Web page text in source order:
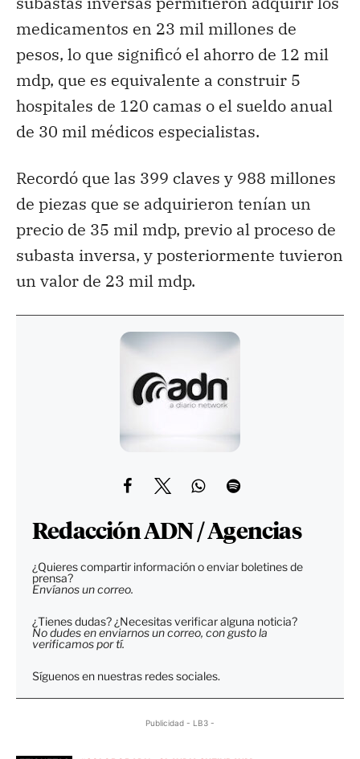
medicamentos en 23 mil millones de
pesos, lo que significó el ahorro de 12 mil
mdp, que es equivalente a construir 5
hospitales de 120 camas o el sueldo anual
de 30 mil médicos especialistas.
Recordó que las 399 claves y 988 millones
de piezas que se adquirieron tenían un
precio de 35 mil mdp, previo al proceso de
subasta inversa, y posteriormente tuvieron
un valor de 23 mil mdp.
Redacción ADN / Agencias
¿Quieres compartir información o enviar boletines de
prensa?
Envíanos un correo.
¿Tienes dudas? ¿Necesitas verificar alguna noticia?
No dudes en enviarnos un correo, con gusto la
verificamos por tí.
Síguenos en nuestras redes sociales.
Publicidad - LB3 -